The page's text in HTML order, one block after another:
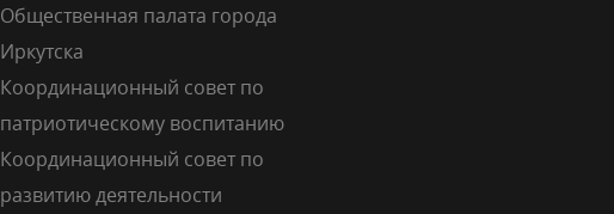
Общественная палата города
Иркутска
Координационный совет по
патриотическому воспитанию
Координационный совет по
развитию деятельности